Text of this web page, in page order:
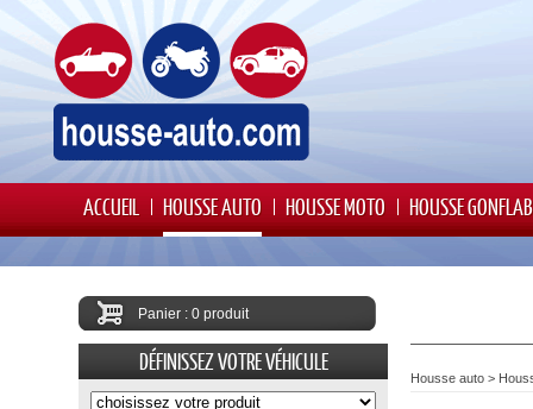
ACCUEIL HOUSSE AUTO HOUSSE MOTO HOUSSE
Housse auto >
Panier : 0 produit
DÉFINISSEZ VOTRE VÉHICULE